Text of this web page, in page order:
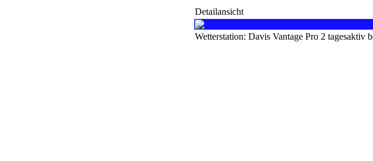
Detailansicht
Wetterstation: Davis Vantage Pro 2